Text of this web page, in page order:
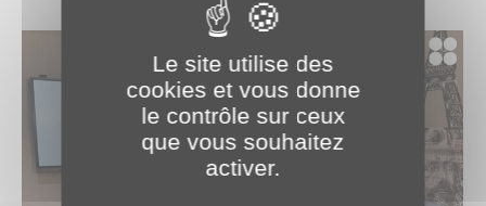
Le site utilise des
cookies et vous donne
le contrôle sur ceux
que vous souhaitez
activer.